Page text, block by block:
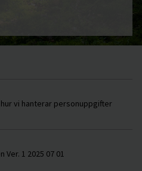
vi hanterar personuppgifter
Ver. 1 2025 07 01